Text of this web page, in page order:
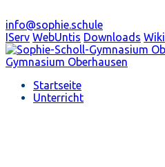
info@sophie.schule
IServ WebUntis Downloads Wiki
Gymnasium Oberhausen
Startseite
Unterricht